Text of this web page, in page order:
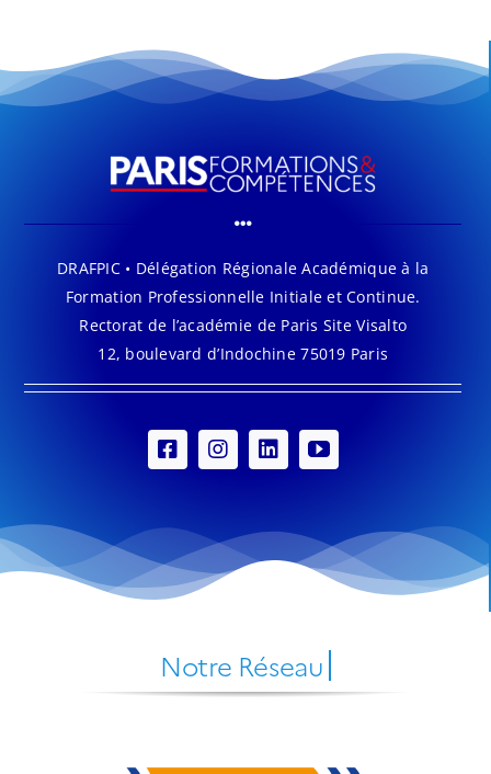
DRAFPIC • Délégation Régionale Académique à la
Formation Professionnelle Initiale et Continue.
Rectorat de l’académie de Paris Site Visalto
12, boulevard d’Indochine 75019 Paris